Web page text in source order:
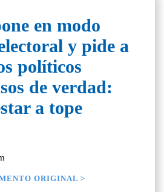
en modo
y pide a
políticos
de verdad:
a tope
ORIGINAL >